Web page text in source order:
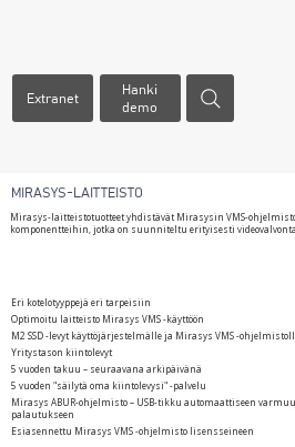
Extranet
Hanki
demo
MIRASYS-LAITTEISTO
Mirasys-laitteistotuotteet yhdistävät Mirasysin VMS-
komponentteihin, jotka on suunniteltu erityisesti
Eri kotelotyyppejä eri tarpeisiin
Optimoitu laitteisto Mirasys VMS -käyttöön
M2 SSD -levyt käyttöjärjestelmälle ja Mirasys VMS -
Yritystason kiintolevyt
5 vuoden takuu – seuraavana arkipäivänä
5 vuoden "säilytä oma kiintolevysi" -palvelu
Mirasys ABUR-ohjelmisto – USB-tikku automaattiseen
palautukseen
Esiasennettu Mirasys VMS -ohjelmisto lisensseineen